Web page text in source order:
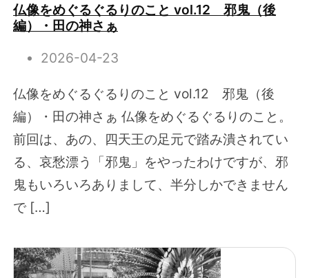
仏像をめぐるぐるりのこと vol.12 邪鬼（後
編）・田の神さぁ
2026-04-23
仏像をめぐるぐるりのこと vol.12 邪鬼（後
編）・田の神さぁ 仏像をめぐるぐるりのこと。
前回は、あの、四天王の足元で踏み潰されてい
る、哀愁漂う「邪鬼」をやったわけですが、邪
鬼もいろいろありまして、半分しかできません
で […]